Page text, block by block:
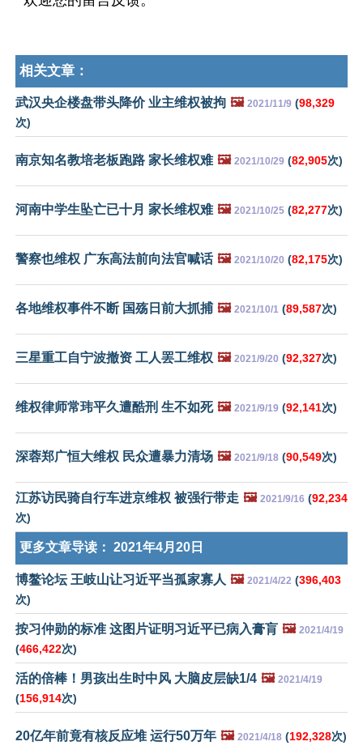
相关文章：
武汉央企楼盘带头降价 业主维权被拘 🖼️ 2021/11/9 (98,329
次)
南京知名教培老板跑路 家长维权难 🖼️ 2021/10/29 (82,905次)
河南中学生坠亡已十月 家长维权难 🖼️ 2021/10/25 (82,277次)
警察也维权 广东高法前向法官喊话 🖼️ 2021/10/20 (82,175次)
各地维权事件不断 国殇日前大抓捕 🖼️ 2021/10/1 (89,587次)
三星重工自宁波撤资 工人罢工维权 🖼️ 2021/9/20 (92,327次)
维权律师常玮平久遭酷刑 生不如死 🖼️ 2021/9/19 (92,141次)
深蓉郑广恒大维权 民众遭暴力清场 🖼️ 2021/9/18 (90,549次)
江苏访民骑自行车进京维权 被强行带走 🖼️ 2021/9/16 (92,234
次)
更多文章导读： 2021年4月20日
博鳌论坛 王岐山让习近平当孤家寡人 🖼️ 2021/4/22 (396,403
次)
按习仲勋的标准 这图片证明习近平已病入膏肓 🖼️ 2021/4/19
(466,422次)
活的倍棒！男孩出生时中风 大脑皮层缺1/4 🖼️ 2021/4/19
(156,914次)
20亿年前竟有核反应堆 运行50万年 🖼️ 2021/4/18 (192,328次)